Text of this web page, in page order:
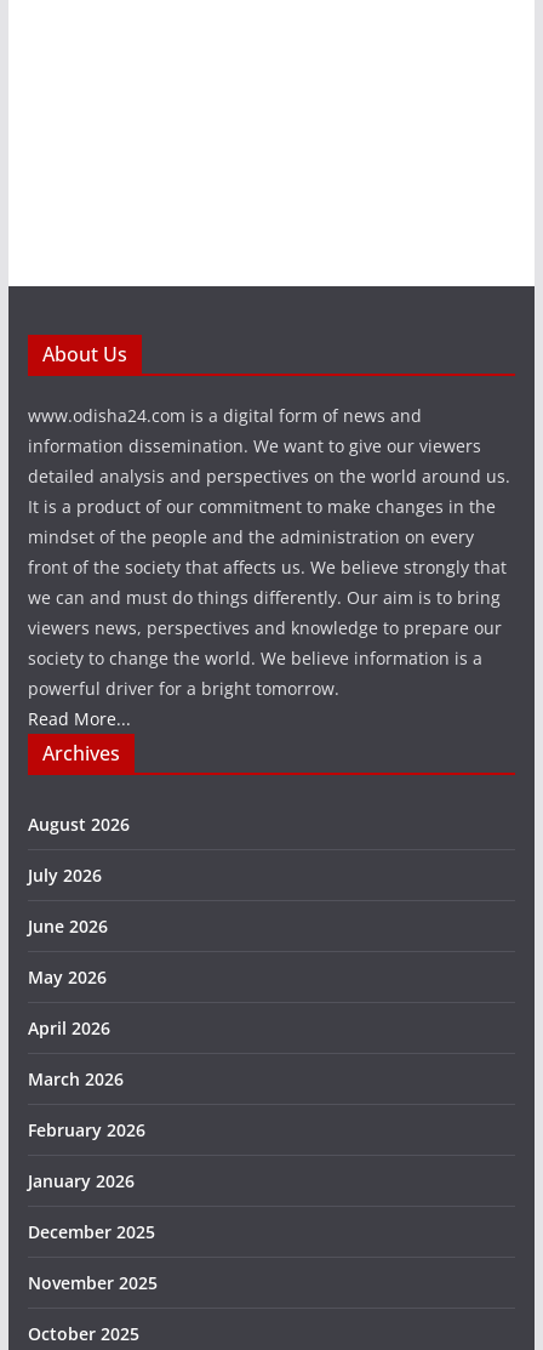
About Us
www.odisha24.com is a digital form of news and
information dissemination. We want to give our viewers
detailed analysis and perspectives on the world around us.
It is a product of our commitment to make changes in the
mindset of the people and the administration on every
front of the society that affects us. We believe strongly that
we can and must do things differently. Our aim is to bring
viewers news, perspectives and knowledge to prepare our
society to change the world. We believe information is a
powerful driver for a bright tomorrow.
Read More...
Archives
August 2026
July 2026
June 2026
May 2026
April 2026
March 2026
February 2026
January 2026
December 2025
November 2025
October 2025